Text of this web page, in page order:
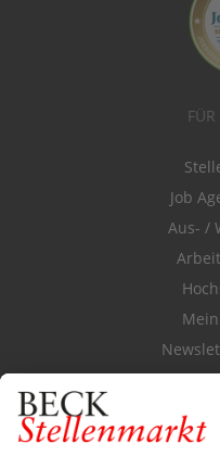
Job
Aus- /
Durchsuchen
FÜR